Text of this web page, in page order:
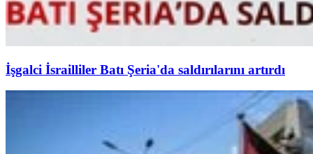
İşgalci İsrailliler Batı Şeria'da saldırılarını artırdı